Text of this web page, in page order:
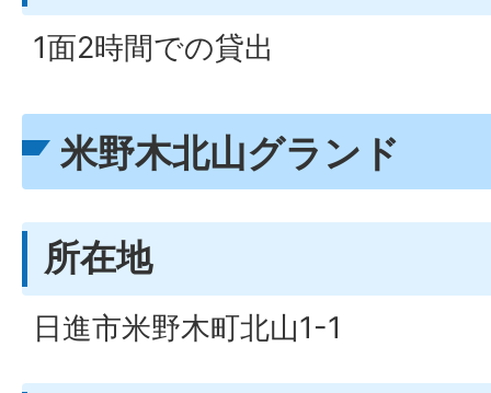
1面2時間での貸出
米野木北山グランド
所在地
日進市米野木町北山1-1